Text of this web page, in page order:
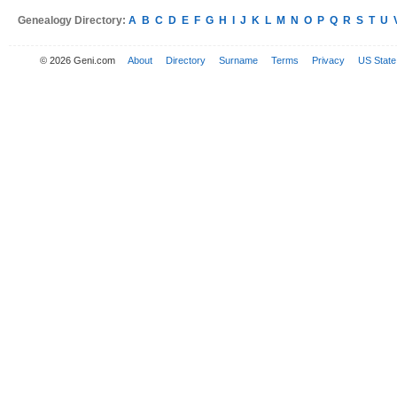
Genealogy Directory: A B C D E F G H J K L M N O P Q R S T U
© 2026 Geni.com About Directory Surname Terms Privacy US